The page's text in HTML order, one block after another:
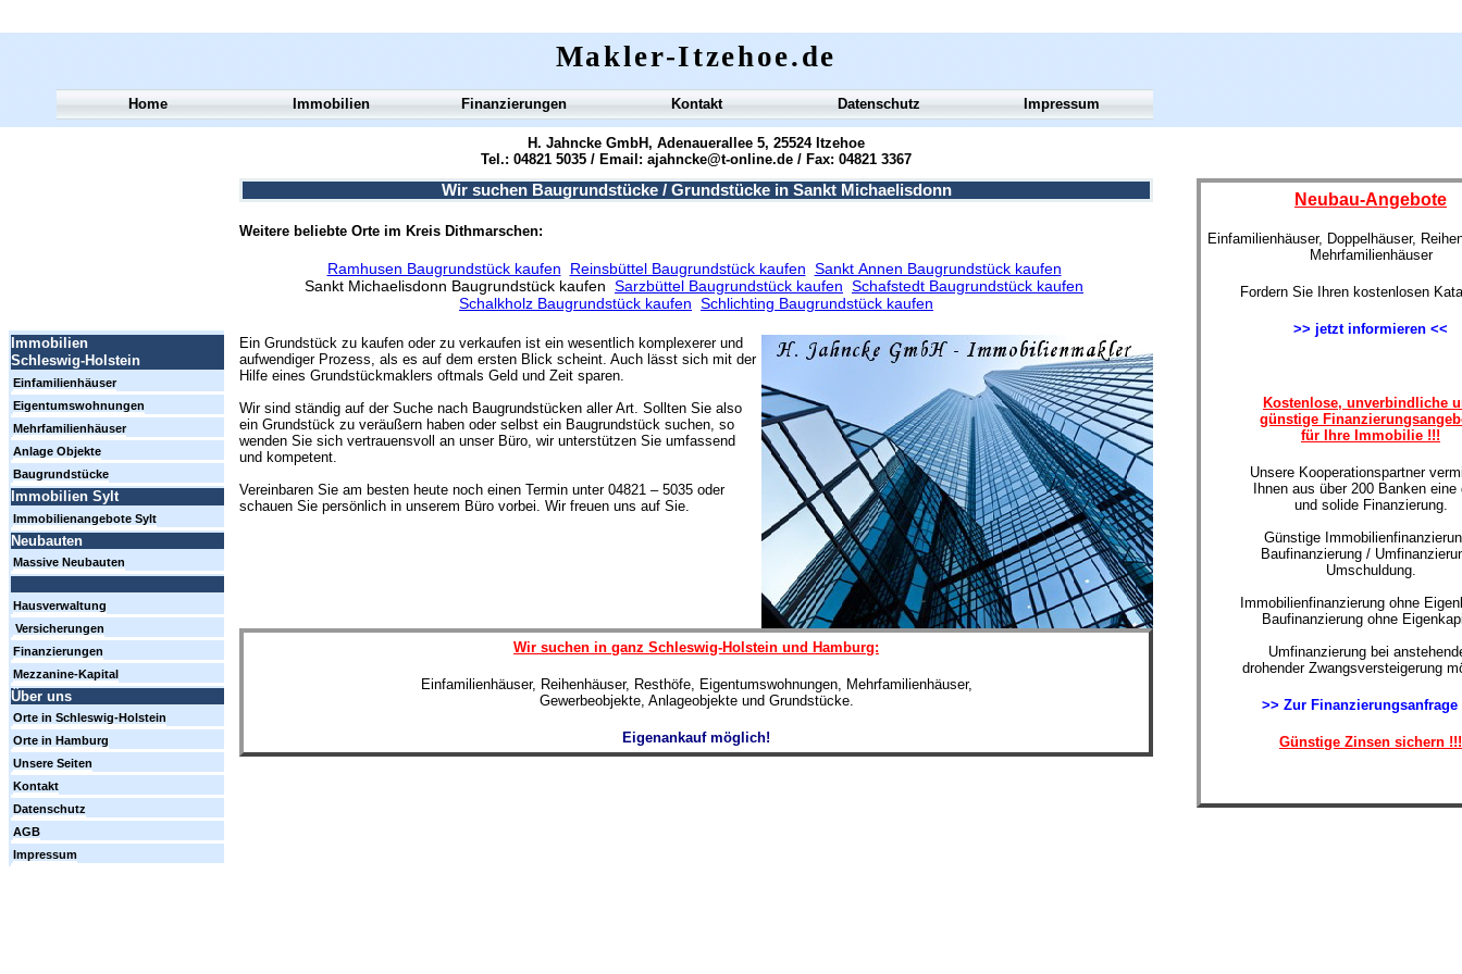
Wir suchen Baugrundstücke / Grundstücke in Sankt Michaelisdonn
Weitere beliebte Orte im Kreis Dithmarschen:
Ramhusen Baugrundstück kaufen Reinsbüttel Baugrundstück kaufen Sankt Annen Baugrundstück kaufen
Sankt Michaelisdonn Baugrundstück kaufen Sarzbüttel Baugrundstück kaufen Schafstedt Baugrundstück kaufen
Schalkholz Baugrundstück kaufen Schlichting Baugrundstück kaufen
Makler-Itzehoe.de
H. Jahncke GmbH, Adenauerallee 5, 25524 Itzehoe
Tel.: 04821 5035 / Email: ajahncke@t-online.de / Fax: 04821 3367
Ein Grundstück zu kaufen oder zu verkaufen ist ein wesentlich komplexerer und
aufwendiger Prozess, als es auf dem ersten Blick scheint. Auch lässt sich mit der
Hilfe eines Grundstückmaklers oftmals Geld und Zeit sparen.
Wir sind ständig auf der Suche nach Baugrundstücken aller Art. Sollten Sie also
ein Grundstück zu veräußern haben oder selbst ein Baugrundstück suchen, so
wenden Sie sich vertrauensvoll an unser Büro, wir unterstützen Sie umfassend
und kompetent.
Vereinbaren Sie am besten heute noch einen Termin unter 04821 – 5035 oder
schauen Sie persönlich in unserem Büro vorbei. Wir freuen uns auf Sie.
Wir suchen in ganz Schleswig-Holstein und Hamburg:
Einfamilienhäuser, Reihenhäuser, Resthöfe, Eigentumswohnungen, Mehrfamilienhäuser,
Gewerbeobjekte, Anlageobjekte und Grundstücke.
Eigenankauf möglich!
Home Immobilien Finanzierungen Kontakt Datenschutz Impressum
Immobilien
Schleswig-Holstein
Einfamilienhäuser
Eigentumswohnungen
Mehrfamilienhäuser
Anlage Objekte
Baugrundstücke
Immobilien Sylt
Immobilienangebote Sylt
Neubauten
Massive Neubauten
Hausverwaltung
Versicherungen
Finanzierungen
Mezzanine-Kapital
Über uns
Orte in Schleswig-Holstein
Orte in Hamburg
Unsere Seiten
Kontakt
Datenschutz
AGB
Impressum
Neubau-Angebote
Einfamilienhäuser, Doppelhäuser,
Mehrfamilienhäuser
Fordern Sie Ihren kostenlosen
>> jetzt informieren <<
Kostenlose, unverbindliche
günstige
für Ihre Immobilie !!!
Unsere Kooperationspartner
Ihnen aus über 200 Banken eine
und solide Finanzierung.
Günstige
Baufinanzierung /
Umschuldung.
Immobilienfinanzierung ohne
Baufinanzierung ohne
Umfinanzierung bei
drohender Zwangsversteigerung
>> Zur Finanzierungsanfrage
Günstige Zinsen sichern !!!